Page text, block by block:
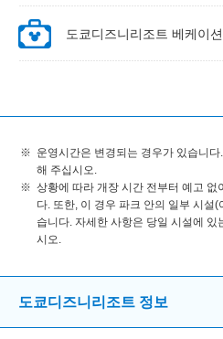
도쿄디즈니리조트 베케이
운영시간은 변경되는 경우가 있습니
해 주십시오.
상황에 따라 개장 시간 전부터 예고 없
다. 또한, 이 경우 파크 안의 일부 시설
습니다. 자세한 사항은 당일 시설에 있
시오.
도쿄디즈니리조트 정보